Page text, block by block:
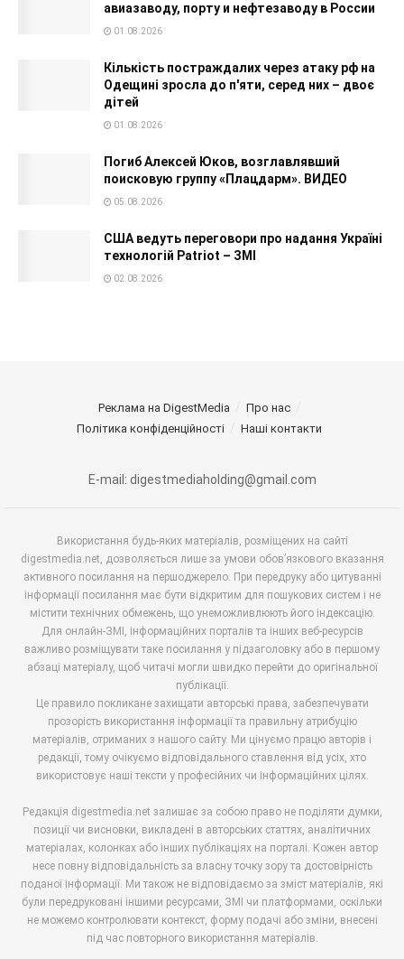
авиазаводу, порту и нефтезаводу в России
01.08.2026
Кількість постраждалих через атаку рф на
Одещині зросла до п'яти, серед них – двоє
дітей
01.08.2026
Погиб Алексей Юков, возглавлявший
поисковую группу «Плацдарм». ВИДЕО
05.08.2026
США ведуть переговори про надання Україні
технологій Patriot – ЗМІ
02.08.2026
Реклама на DigestMedia
Про нас
Політика конфіденційності
Наші контакти
E-mail: digestmediaholding@gmail.com
Використання будь-яких матеріалів, розміщених на сайті
digestmedia.net, дозволяється лише за умови обов’язкового вказання
активного посилання на першоджерело. При передруку або цитуванні
інформації посилання має бути відкритим для пошукових систем і не
містити технічних обмежень, що унеможливлюють його індексацію.
Для онлайн-ЗМІ, інформаційних порталів та інших веб-ресурсів
важливо розміщувати таке посилання у підзаголовку або в першому
абзаці матеріалу, щоб читачі могли швидко перейти до оригінальної
публікації.
Це правило покликане захищати авторські права, забезпечувати
прозорість використання інформації та правильну атрибуцію
матеріалів, отриманих з нашого сайту. Ми цінуємо працю авторів і
редакції, тому очікуємо відповідального ставлення від усіх, хто
використовує наші тексти у професійних чи інформаційних цілях.
Редакція digestmedia.net залишає за собою право не поділяти думки,
позиції чи висновки, викладені в авторських статтях, аналітичних
матеріалах, колонках або інших публікаціях на порталі. Кожен автор
несе повну відповідальність за власну точку зору та достовірність
поданої інформації. Ми також не відповідаємо за зміст матеріалів, які
були передруковані іншими ресурсами, ЗМІ чи платформами, оскільки
не можемо контролювати контекст, форму подачі або зміни, внесені
під час повторного використання матеріалів.